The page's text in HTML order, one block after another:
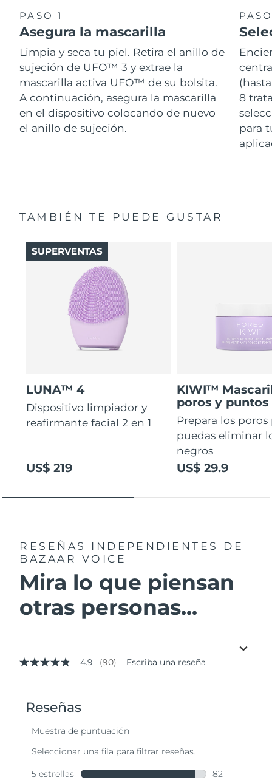
PASO 1
Asegura la mascarilla
Limpia y seca tu piel. Retira el anillo de
sujeción de UFO™ 3 y extrae la
mascarilla activa UFO™ de su bolsita.
A continuación, asegura la mascarilla
en el dispositivo colocando de nuevo
el anillo de sujeción.
8
para
TAMBIÉN TE PUEDE GUSTAR
LUNA™ 4
Dispositivo limpiador y
reafirmante facial 2 en 1
US$ 219
SUPERVENTAS
KIWI™
poros y puntos
Prepara los
puedas eliminar
negros
US$ 29.9
RESEÑAS INDEPENDIENTES
DE
BAZAAR VOICE
Mira lo que piensan
otras personas...
4.9
valor
medio
valoración.
Enlace
4.9 (90) Escriba una reseña